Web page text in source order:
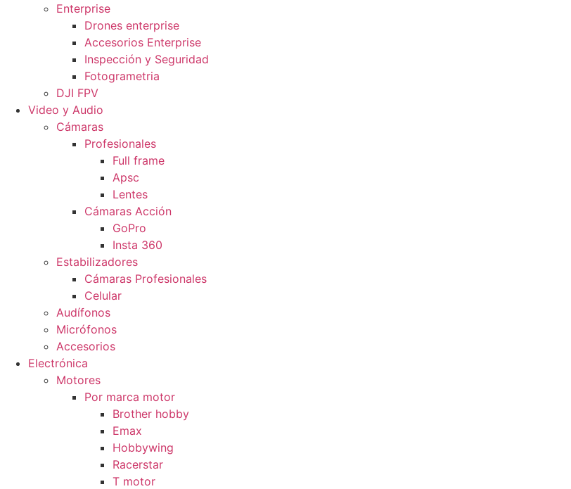
Enterprise
Drones enterprise
Accesorios Enterprise
Inspección y Seguridad
Fotogrametria
DJI FPV
Video y Audio
Cámaras
Profesionales
Full frame
Apsc
Lentes
Cámaras Acción
GoPro
Insta 360
Estabilizadores
Cámaras Profesionales
Celular
Audífonos
Micrófonos
Accesorios
Electrónica
Motores
Por marca motor
Brother hobby
Emax
Hobbywing
Racerstar
T motor